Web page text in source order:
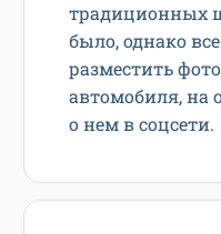
традиционных
было, однако
разместить
автомобиля, на
о нем в соцсети.